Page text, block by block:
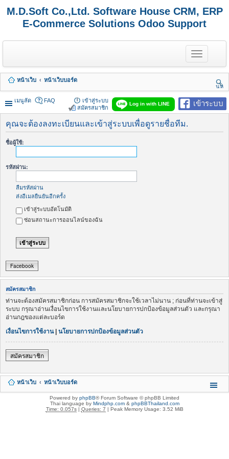
M.D.Soft Co.,Ltd. Software House CRM, ERP
E-Commerce Solutions Odoo Support
T
o
g
e
n
a
v
g
หน้าเว็บ
หน้าเว็บบอร์ด
นห
า
เมนูลัด
เข้าระบบ
Log in with LINE
FAQ
เข้าสู่ระบบ
สมัครสมาชิก
คุณจะต้องลงทะเบียนและเข้าสู่ระบบเพื่อดูรายชื่อทีม.
ชื่อผู้ใช้:
รหัสผ่าน:
ลืมรหัสผ่าน
ส่งอีเมลยืนยันอีกครั้ง
เข้าสู่ระบบอัตโนมัติ
ซ่อนสถานะการออนไลน์ของฉัน
Facebook
สมัครสมาชิก
ท่านจะต้องสมัครสมาชิกก่อน การสมัครสมาชิกจะใช้เวลาไม่นาน ; ก่อนที่ท่านจะเข้าสู่
ระบบ กรุณาอ่านเงื่อนไขการใช้งานและนโยบายการปกป้องข้อมูลส่วนตัว และกรุณา
อ่านกฎของแต่ละบอร์ด
เงื่อนไขการใช้งาน| นโยบายการปกป้องข้อมูลส่วนตัว
สมัครสมาชิก
หน้าเว็บ หน้าเว็บบอร์ด
Powered by phpBB® Forum Software © phpBB Limited
Thai language by Mindphp.com& phpBBThailand.com
Time: 0.057s| Queries: 7 | Peak Memory Usage: 3.52 MiB